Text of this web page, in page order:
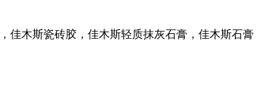
佳木斯瓷砖胶，佳木斯轻质抹灰石膏，佳木斯石膏